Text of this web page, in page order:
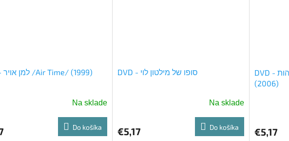
DVD - למן אויר /Air Time/ (1999)
Na sklade
Do košíka
DVD - סופו של מילטון לוי
Na sklade
€5,17 Do košíka
DVD - שלוש אמהות /Three Mothers/
(2006)
€5,17